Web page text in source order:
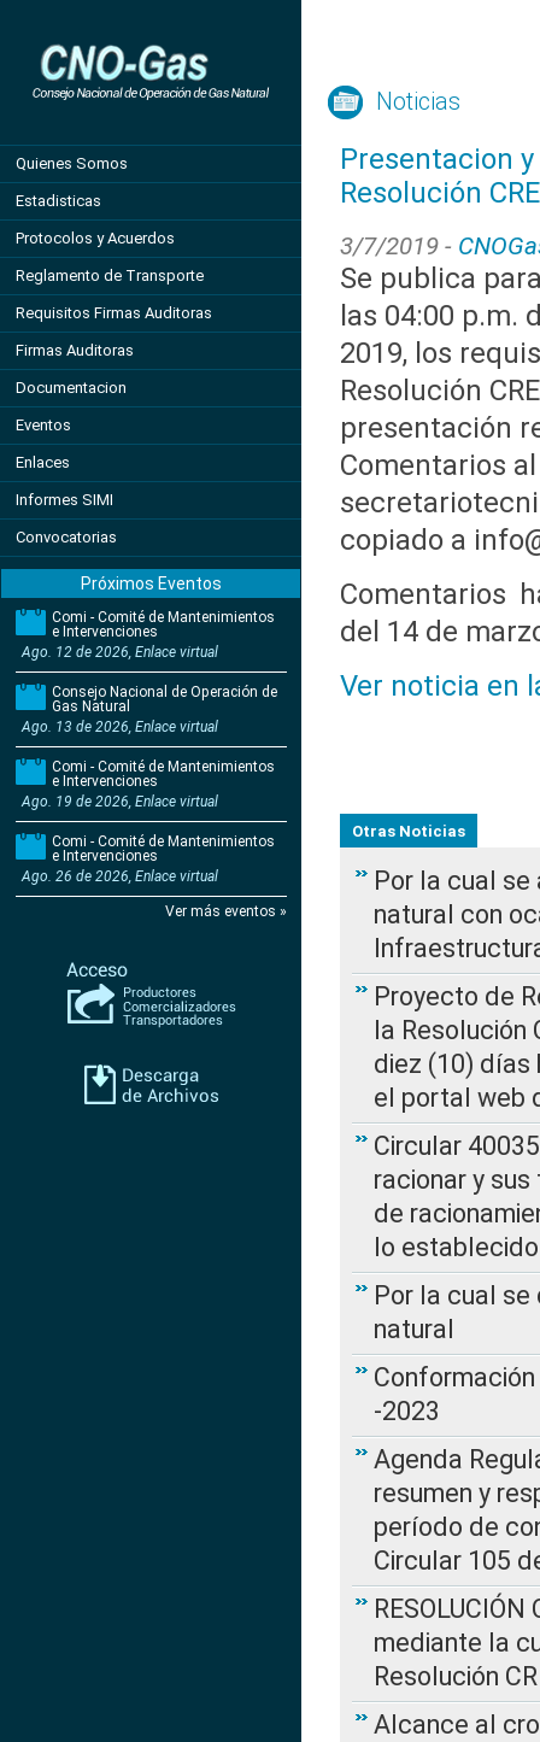
Quienes Somos
Estadisticas
Protocolos y Acuerdos
Reglamento de Transporte
Requisitos Firmas Auditoras
Firmas Auditoras
Documentacion
Eventos
Enlaces
Informes SIMI
Convocatorias
Próximos Eventos
Comi - Comité de Mantenimientos
e Intervenciones
Ago. 12 de 2026, Enlace virtual
Consejo Nacional de Operación de
Gas Natural
Ago. 13 de 2026, Enlace virtual
Comi - Comité de Mantenimientos
e Intervenciones
Ago. 19 de 2026, Enlace virtual
Comi - Comité de Mantenimientos
e Intervenciones
Ago. 26 de 2026, Enlace virtual
Ver más eventos »
Noticias
Presentacion
Resolución
3/7/2019 -
Se publica
las 04:00 p.m.
2019, los
Resolución
presentación
Comentarios
copiado a
Comentarios
del 14 de
Ver noticia en
Otras Noticias
Por la cual
natural con
Proyecto de
la Resolución
diez (10) días
el portal web
Circular
racionar y
de
lo
Por la cual
natural
-2023
Agenda
resumen y
período de
Circular 105
mediante la
Resolución
Alcance al